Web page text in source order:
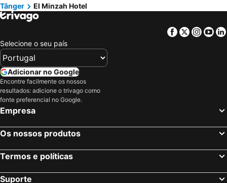
Tânger
El Minzah Hotel
Facebook
Twitter
Selecione o seu país
Adicionar no Google
Encontre facilmente os nossos
resultados: adicione o trivago como
fonte preferencial no Google.
Empresa
Os nossos produtos
Termos e políticas
Suporte